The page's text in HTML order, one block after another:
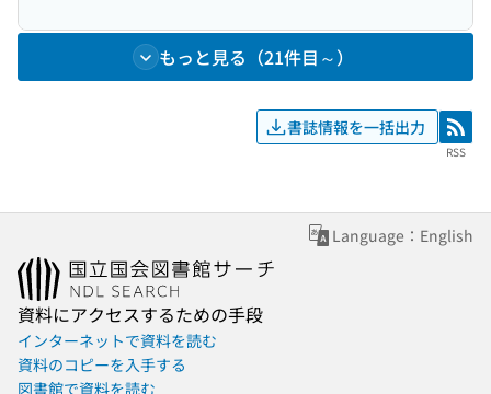
もっと見る（21件目～）
書誌情報を一括出力 RSS
RSS
Language：English
資料にアクセスするための手段
インターネットで資料を読む
資料のコピーを入手する
図書館で資料を読む